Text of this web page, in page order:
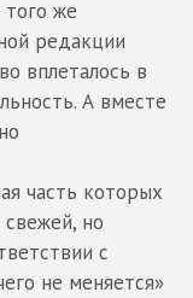
того же
редакции
вплеталось в
А вместе
часть которых
но
с
не меняется»